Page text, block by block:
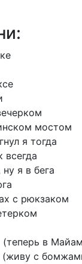
мостом
я тогда
всегда
ну я в бега
с рюкзаком
(теперь в
(живу с